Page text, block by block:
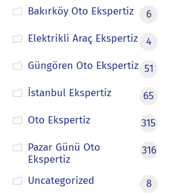
Bakırköy Oto Ekspertiz
6
Elektrikli Araç Ekspertiz
4
Güngören Oto Ekspertiz 51
İstanbul Ekspertiz
65
Oto Ekspertiz
315
Pazar Günü Oto
Ekspertiz
316
Uncategorized
8